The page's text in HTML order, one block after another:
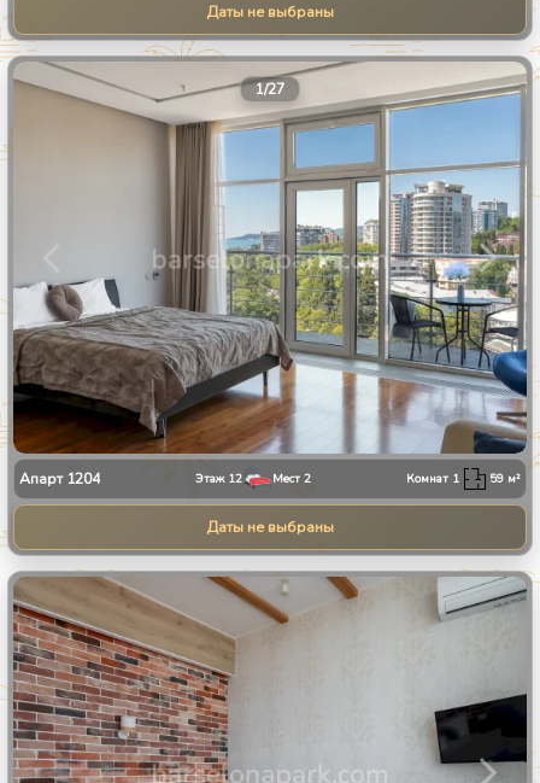
Даты не выбраны
1/27
Апарт 1204 Этаж 12 Мест 2 Комнат 1 59 м²
Даты не выбраны
1/24